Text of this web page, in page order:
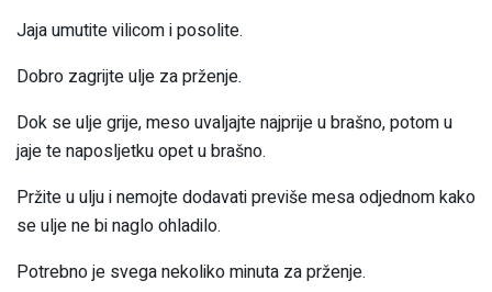
Jaja umutite vilicom i posolite.
Dobro zagrijte ulje za prženje.
Dok se ulje grije, meso uvaljajte najprije u brašno, potom u
jaje te naposljetku opet u brašno.
Pržite u ulju i nemojte dodavati previše mesa odjednom kako
se ulje ne bi naglo ohladilo.
Potrebno je svega nekoliko minuta za prženje.